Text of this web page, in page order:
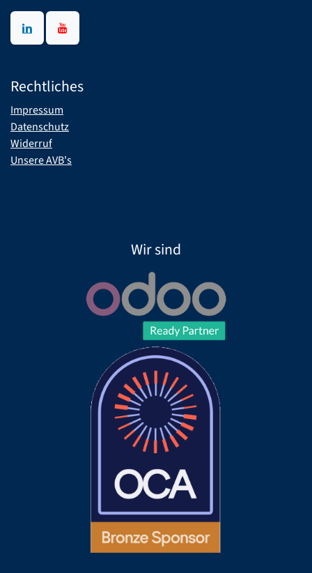
Rechtliches
Impressum
Datenschutz
Widerruf
Unsere AVB's
Wir sind